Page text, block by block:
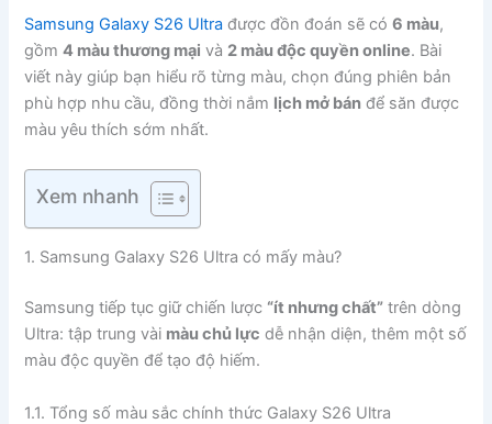
Samsung Galaxy S26 Ultra được đồn đoán sẽ có6 màu,
gồm4 màu thương mại và 2 màu độc quyền online. Bài
viết này giúp bạn hiểu rõ từng màu, chọn đúng phiên bản
phù hợp nhu cầu, đồng thời nắm lịch mở bán để săn được
màu yêu thích sớm nhất.
Xem nhanh
1. Samsung Galaxy S26 Ultra có mấy màu?
Samsung tiếp tục giữ chiến lược “ít nhưng chất” trên dòng
Ultra: tập trung vài màu chủ lực dễ nhận diện, thêm một số
màu độc quyền để tạo độ hiếm.
1.1. Tổng số màu sắc chính thức Galaxy S26 Ultra